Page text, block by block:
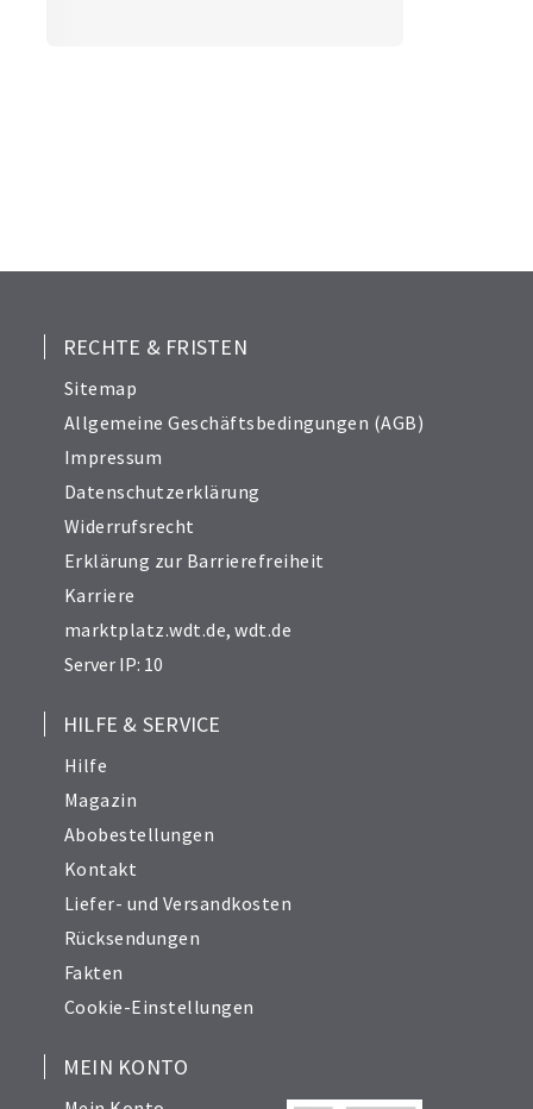
RECHTE & FRISTEN
Sitemap
Allgemeine Geschäftsbedingungen (AGB)
Impressum
Datenschutzerklärung
Widerrufsrecht
Erklärung zur Barrierefreiheit
Karriere
marktplatz.wdt.de,wdt.de
Server IP: 10
HILFE & SERVICE
Hilfe
Magazin
Abobestellungen
Kontakt
Liefer- und Versandkosten
Rücksendungen
Fakten
Cookie-Einstellungen
MEIN KONTO